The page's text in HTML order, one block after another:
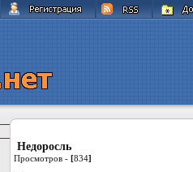
Недоросль
Просмотров - [834]